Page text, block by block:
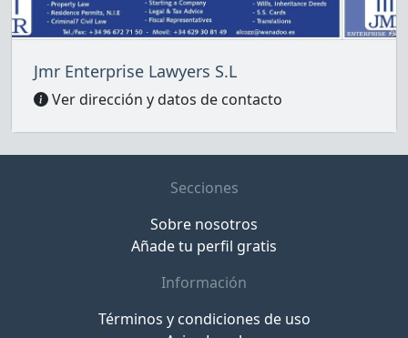
Jmr Enterprise Lawyers S.L
Ver dirección y datos de contacto
Secciones
Sobre nosotros
Añade tu perfil gratis
Información
Términos y condiciones de uso